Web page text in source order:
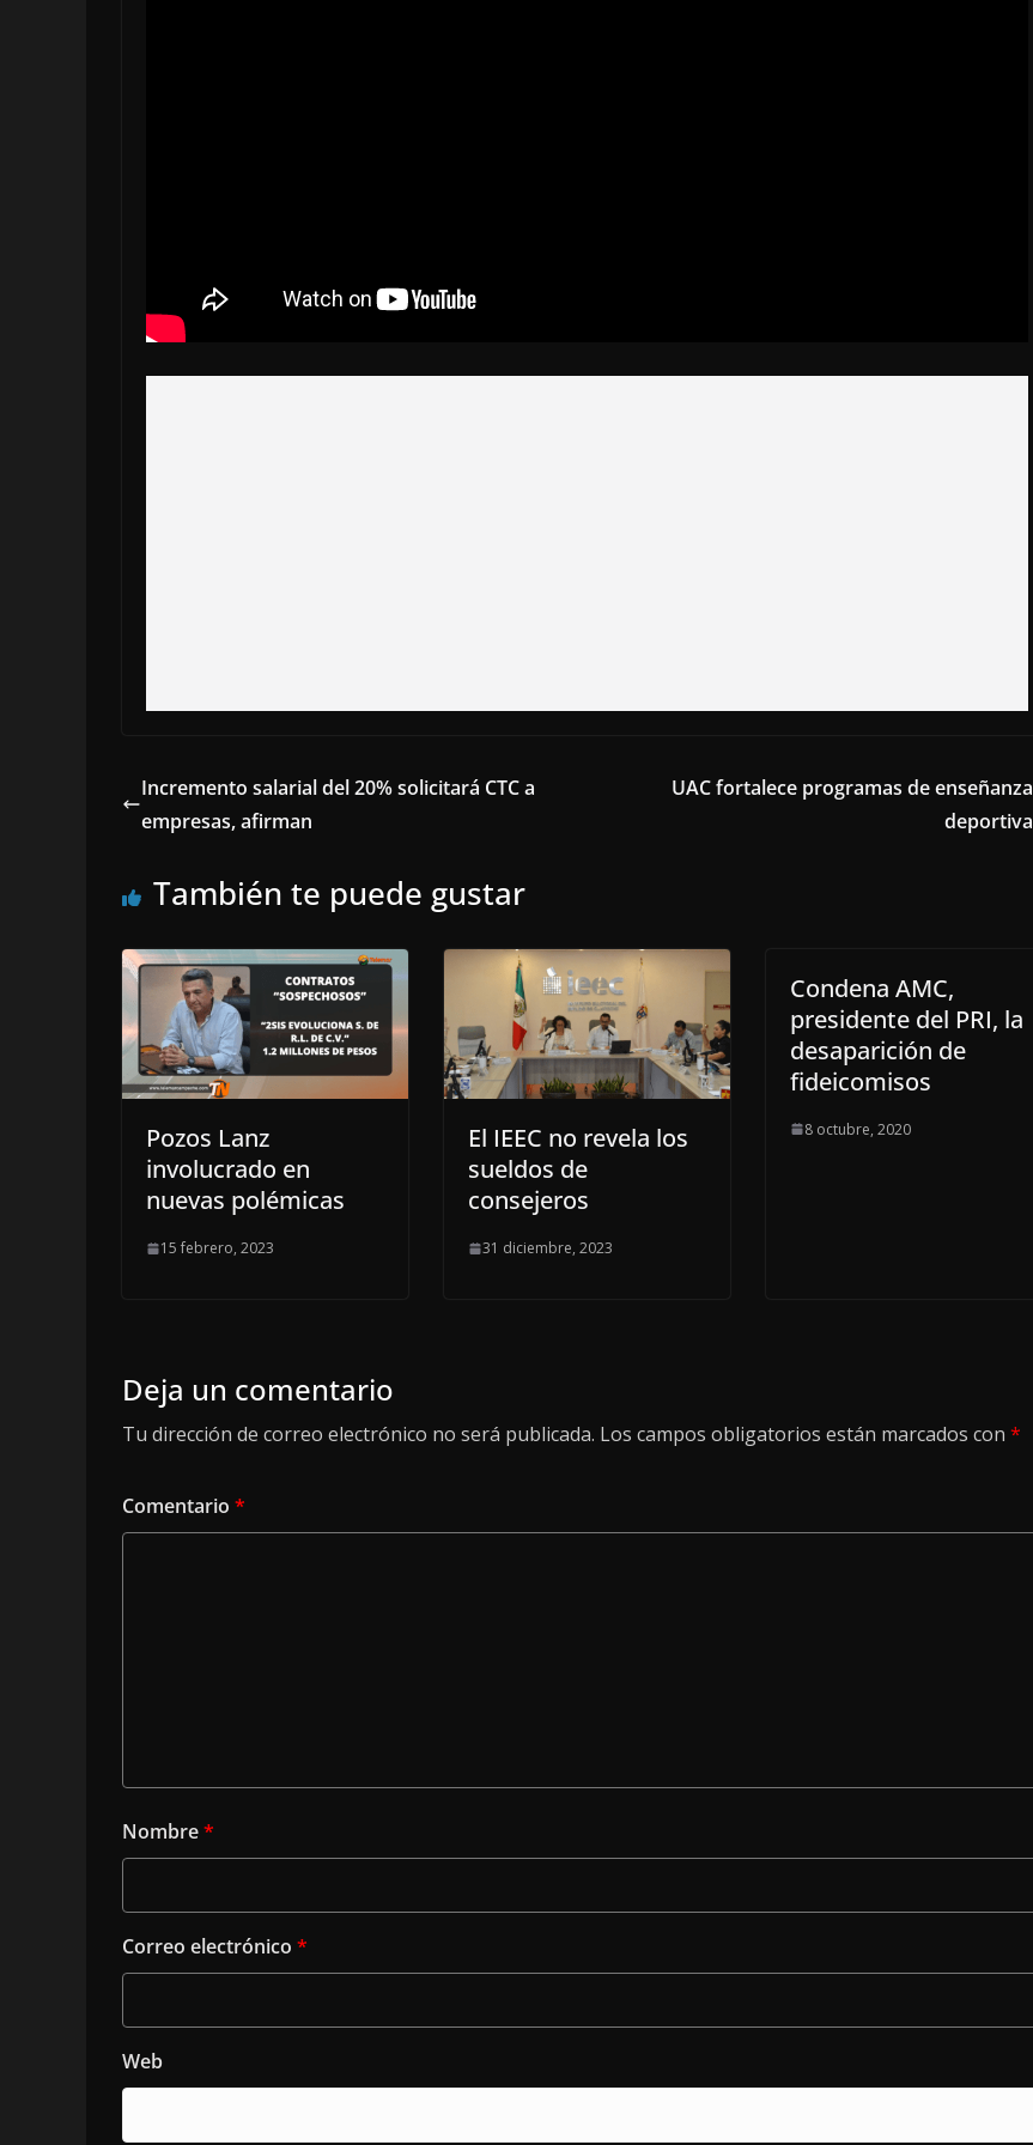
Incremento salarial del 20% solicitará CTC a
empresas, afirman
UAC fortalece programas de enseñanza
deportiva
También te puede gustar
Pozos Lanz
involucrado en
nuevas polémicas
15 febrero, 2023
El IEEC no revela los
sueldos de
consejeros
31 diciembre, 2023
Condena AMC,
presidente del PRI, la
desaparición de
fideicomisos
8 octubre, 2020
Deja un comentario
Tu dirección de correo electrónico no será publicada. Los campos obligatorios están marcados con *
Comentario *
Nombre*
Correo electrónico *
Web